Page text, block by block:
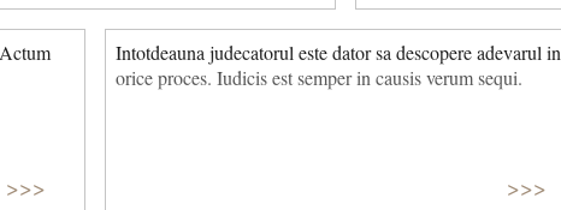
>>>
Intotdeauna judecatorul este dator sa descopere adevarul in
orice proces. Iudicis est semper in causis verum sequi.
>>>